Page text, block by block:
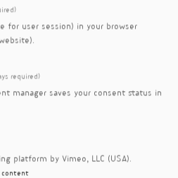
ten aanzien van
in de meeste gevallen
en
tachtig procent van
heeft. Regelmatig
en
kruiden werkt preventief,
in de familie
diabetes.
for user session) in your browser
required)
manager saves your consent status in
platform by Vimeo, LLC (USA).
content